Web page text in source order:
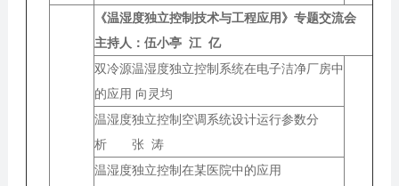
《温湿度独立控制技术与工程应用》专题交流会
主持人： 伍小亭 江 亿
双冷源温湿度独立控制系统在电子洁净厂房中
的应用 向灵均
温湿度独立控制空调系统设计运行参数分
析 张 涛
温湿度独立控制在某医院中的应用